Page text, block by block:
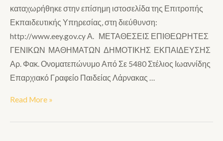
καταχωρήθηκε στην επίσημη ιστοσελίδα της Επιτροπής
Εκπαιδευτικής Υπηρεσίας, στη διεύθυνση:
http://www.eey.gov.cy Α. ΜΕΤΑΘΕΣΕΙΣ ΕΠΙΘΕΩΡΗΤΕΣ
ΓΕΝΙΚΩΝ ΜΑΘΗΜΑΤΩΝ ΔΗΜΟΤΙΚΗΣ ΕΚΠΑΙΔΕΥΣΗΣ
Αρ. Φακ. Ονοματεπώνυμο Από Σε 5480 Στέλιος Ιωαννίδης
Επαρχιακό Γραφείο Παιδείας Λάρνακας …
Read More »